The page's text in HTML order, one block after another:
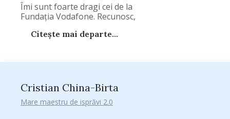
Îmi sunt foarte dragi cei de la
Fundația Vodafone. Recunosc,
Citește mai departe...
Cristian China-Birta
Mare maestru de isprăvi 2.0